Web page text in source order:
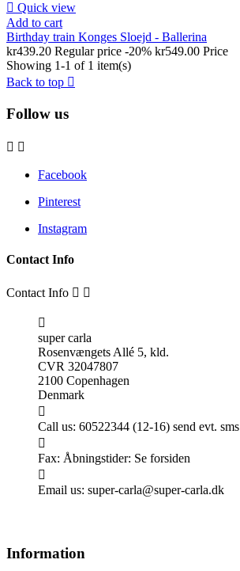
 Quick view
Add to cart
Birthday train Konges Sloejd - Ballerina
kr439.20 Regular price -20% kr549.00 Price
Showing 1-1 of 1 item(s)
Back to top 
Follow us
 
Facebook
Pinterest
Instagram
Contact Info
Contact Info  

super carla
Rosenvængets Allé 5, kld.
CVR 32047807
2100 Copenhagen
Denmark

Call us: 60522344 (12-16) send evt. sms

Fax: Åbningstider: Se forsiden

Email us: super-carla@super-carla.dk
Information